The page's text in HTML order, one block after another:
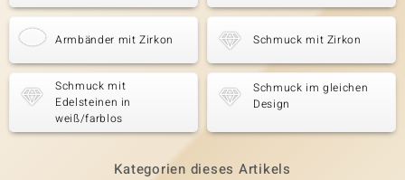
Armbänder mit Zirkon Schmuck mit Zirkon
Schmuck mit
Edelsteinen in
weiß/farblos
Schmuck im gleichen
Design
Kategorien dieses Artikels